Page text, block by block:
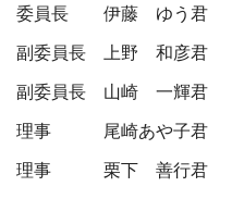
委員長 伊藤 ゆう君
副委員長 上野 和彦君
副委員長 山崎 一輝君
理事 尾崎あや子君
理事 栗下 善行君